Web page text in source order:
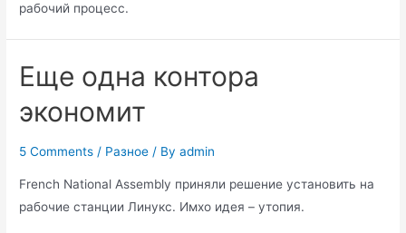
рабочий процесс.
Еще одна контора
экономит
5 Comments / Разное / Byadmin
French National Assembly приняли решение установить на
рабочие станции Линукс. Имхо идея – утопия.